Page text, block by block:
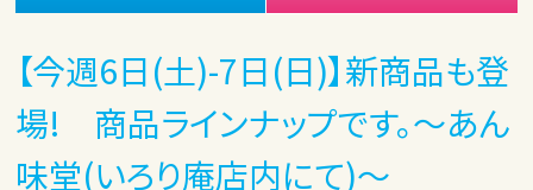
【今週6日(土)-7日(日)】新商品も登
場! 商品ラインナップです。～あん
味堂(いろり庵店内にて)～